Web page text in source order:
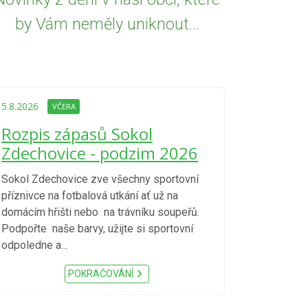
by Vám neměly uniknout...
5.8.2026 VČERA
Rozpis zápasů Sokol
Zdechovice - podzim 2026
Sokol Zdechovice zve všechny sportovní
příznivce na fotbalová utkání ať už na
domácím hřišti nebo na trávníku soupeřů.
Podpořte naše barvy, užijte si sportovní
odpoledne a...
POKRAČOVÁNÍ